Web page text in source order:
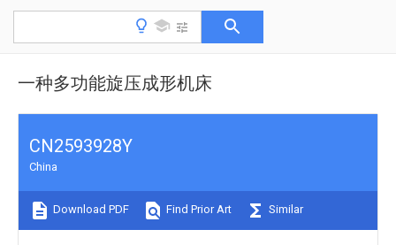
一种多功能旋压成形机床
CN2593928Y
China
Download PDF Find Prior Art Similar